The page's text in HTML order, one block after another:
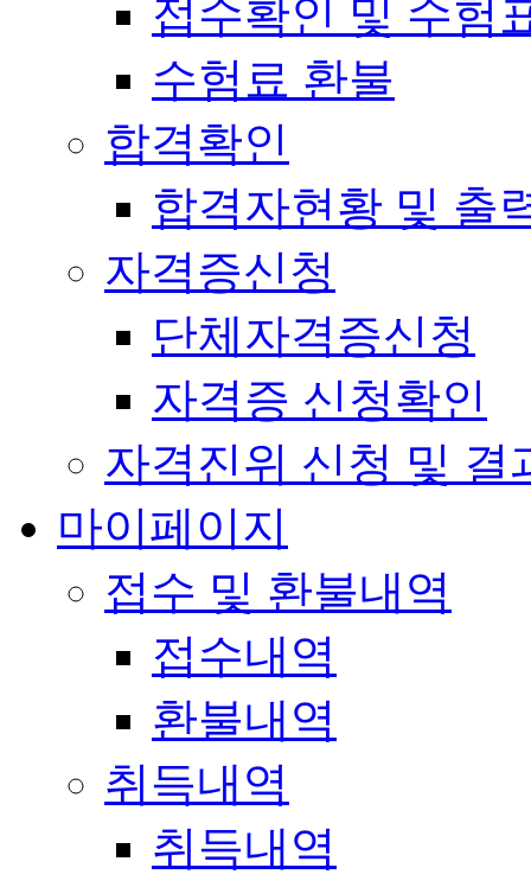
접수확인 및 수험
수험료 환불
합격확인
합격자현황 및 출
자격증신청
단체자격증신청
자격증 신청확인
자격진위 신청 및 결
마이페이지
접수 및 환불내역
접수내역
환불내역
취득내역
취득내역